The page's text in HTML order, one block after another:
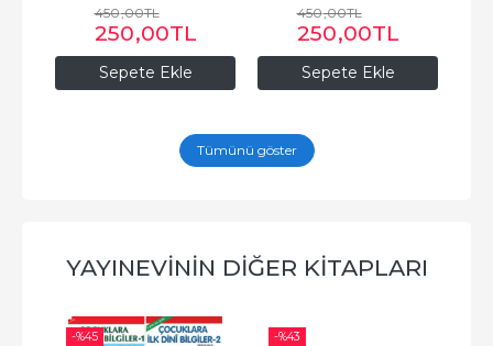
Sepete Ekle
450,00TL
250,00TL
Sepete Ekle
450,00TL
250,00TL
Tümünü göster
YAYINEVININ DIĞER KITAPLARI
-%45 -%43